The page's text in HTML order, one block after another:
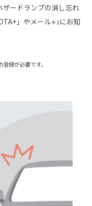
ザードランプの消し忘れ
」やメール＊1 にお知
録が必要です。